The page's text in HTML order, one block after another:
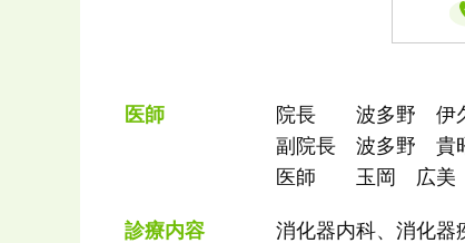
医師
院長 波多野 伊
副院長 波多野 貴
医師 玉岡 広美
診療内容
消化器内科、消化器